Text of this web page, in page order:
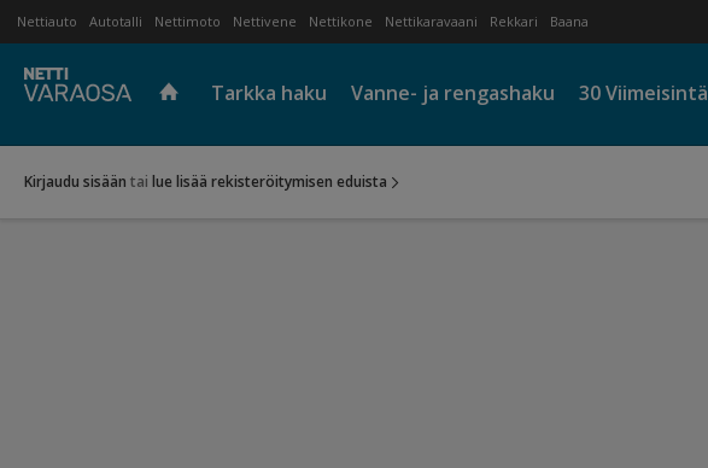
Nettiauto Autotalli Nettimoto Nettivene Nettikone Nettikaravaani Rekkari Baana
Tarkka haku Vanne- ja rengashaku 30 Viimeisintä
Kirjaudu sisään tai lue lisää rekisteröitymisen eduista